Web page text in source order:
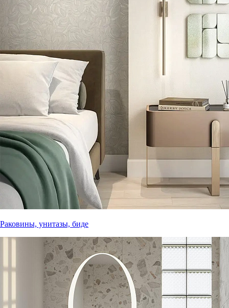
Раковины, унитазы, биде